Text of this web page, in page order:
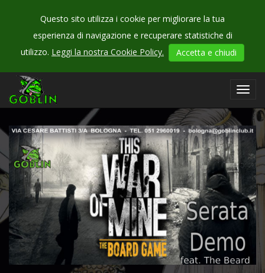
Questo sito utilizza i cookie per migliorare la tua
esperienza di navigazione e recuperare statistiche di
utilizzo. Leggi la nostra Cookie Policy. Accetta e chiudi
CHECK
OUR